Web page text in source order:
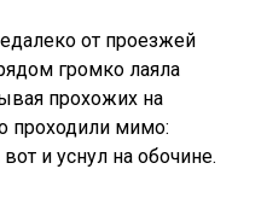
от проезжей
громко лаяла
прохожих на
проходили мимо:
и уснул на обочине.